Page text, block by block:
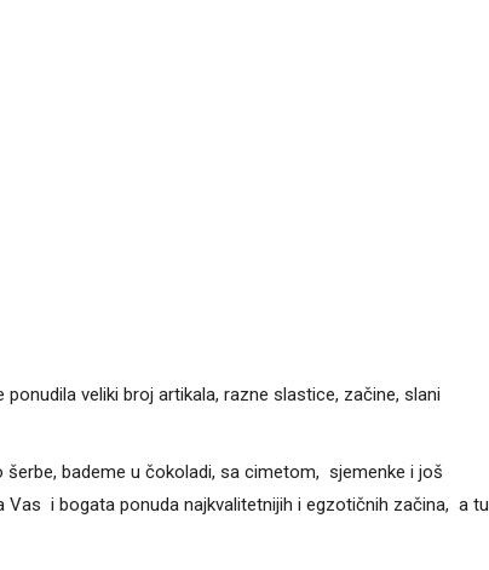
veliki broj artikala, razne slastice, začine, slani
šerbe, bademe u čokoladi, sa cimetom, sjemenke i još
Vas i bogata ponuda najkvalitetnijih i egzotičnih začina, a tu